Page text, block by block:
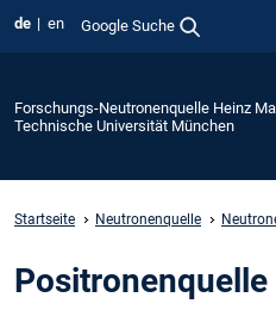
de en Google Suche
Forschungs-Neutronenquelle Heinz
Technische Universität München
Startseite Neutronenquelle
Positronenquelle